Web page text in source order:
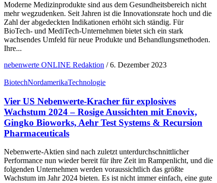
Moderne Medizinprodukte sind aus dem Gesundheitsbereich nicht
mehr wegzudenken. Seit Jahren ist die Innovationsrate hoch und die
Zahl der abgedeckten Indikationen erhöht sich ständig. Für
BioTech- und MediTech-Unternehmen bietet sich ein stark
wachsendes Umfeld für neue Produkte und Behandlungsmethoden.
Ihre...
nebenwerte ONLINE Redaktion / 6. Dezember 2023
BiotechNordamerikaTechnologie
Vier US Nebenwerte-Kracher für explosives
Wachstum 2024 – Rosige Aussichten mit Enovix,
Gingko Bioworks, Aehr Test Systems & Recursion
Pharmaceuticals
Nebenwerte-Aktien sind nach zuletzt unterdurchschnittlicher
Performance nun wieder bereit für ihre Zeit im Rampenlicht, und die
folgenden Unternehmen werden voraussichtlich das größte
Wachstum im Jahr 2024 bieten. Es ist nicht immer einfach, eine gute